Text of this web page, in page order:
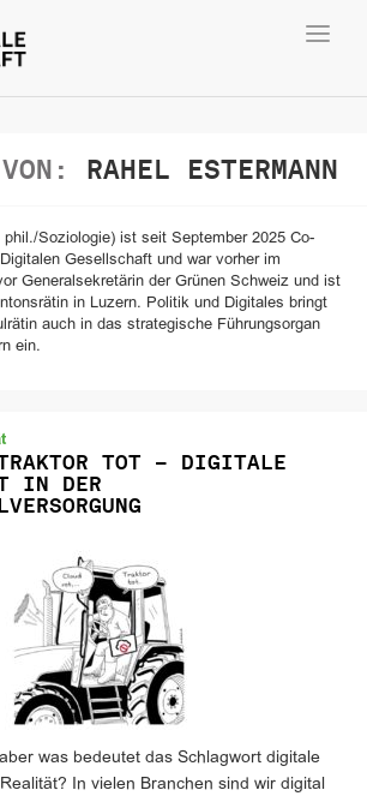
RAHEL ESTERMANN
phil./Soziologie) ist seit September 2025 Co-
Gesellschaft und war vorher im
Generalsekretärin der Grünen Schweiz und ist
in Luzern. Politik und Digitales bringt
auch in das strategische Führungsorgan
ein.
TOT – DIGITALE
IN DER
was bedeutet das Schlagwort digitale
In vielen Branchen sind wir digital